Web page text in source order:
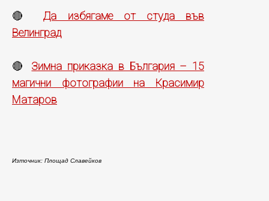
🔴 Да избягаме от студа във
Велинград
🔴 Зимна приказка в България – 15
магични фотографии на Красимир
Матаров
Източник: Площад Славейков